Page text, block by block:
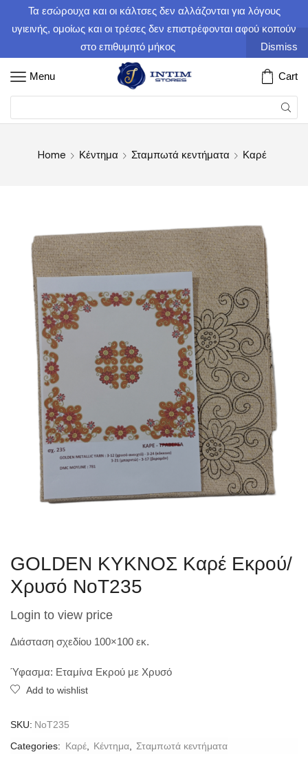
Τα εσώρουχα και οι κάλτσες δεν αλλάζονται για λόγους
υγιεινής, ομοίως και οι τρέσες δεν επιστρέφονται αφού κοπούν
στο επιθυμητό μήκος
Dismiss
Menu Cart
Home Κέντημα Σταμπωτά κεντήματα Καρέ
GOLDEN ΚΥΚΝΟΣ Καρέ Εκρού/
Χρυσό ΝοT235
Login to view price
Διάσταση σχεδίου 100×100 εκ.
Ύφασμα: Εταμίνα Εκρού με Χρυσό
Add to wishlist
SKU: ΝοT235
Categories: Καρέ, Κέντημα, Σταμπωτά κεντήματα